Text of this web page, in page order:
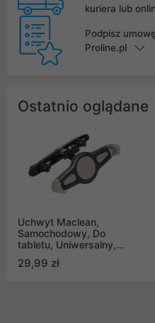
kuriera lub
Podpisz
Proline.pl
Ostatnio oglądane
Uchwyt Maclean,
Samochodowy, Do
tabletu, Uniwersalny,
29,99 zł